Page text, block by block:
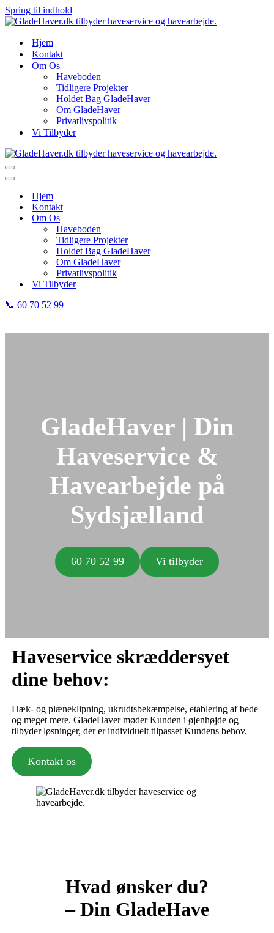
Spring til indhold
Hjem
Kontakt
Om Os
Haveboden
Tidligere Projekter
Holdet Bag GladeHaver
Om GladeHaver
Privatlivspolitik
Vi Tilbyder
Navigation
menu
Navigation
Hjem
Kontakt
Om Os
Haveboden
Tidligere Projekter
Holdet Bag GladeHaver
Om GladeHaver
Privatlivspolitik
Vi Tilbyder
📞 60 70 52 99
GladeHaver | Din
Haveservice &
Havearbejde på
Sydsjælland
60 70 52 99 Vi tilbyder
Haveservice skræddersyet
dine behov:
Hæk- og plæneklipning, ukrudtsbekæmpelse, etablering af bede
og meget mere. GladeHaver møder Kunden i øjenhøjde og
tilbyder løsninger, der er individuelt tilpasset Kundens behov.
Kontakt os
Hvad ønsker du?
– Din GladeHave